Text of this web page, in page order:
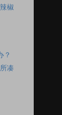
椒
？
凑